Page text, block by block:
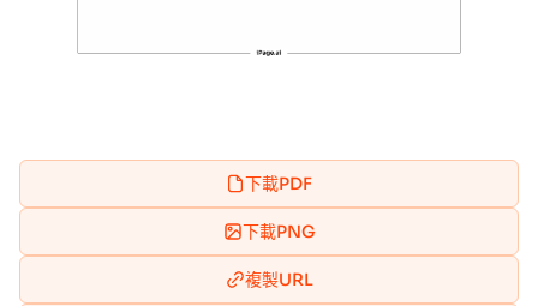
下載PDF
下載PNG
複製URL